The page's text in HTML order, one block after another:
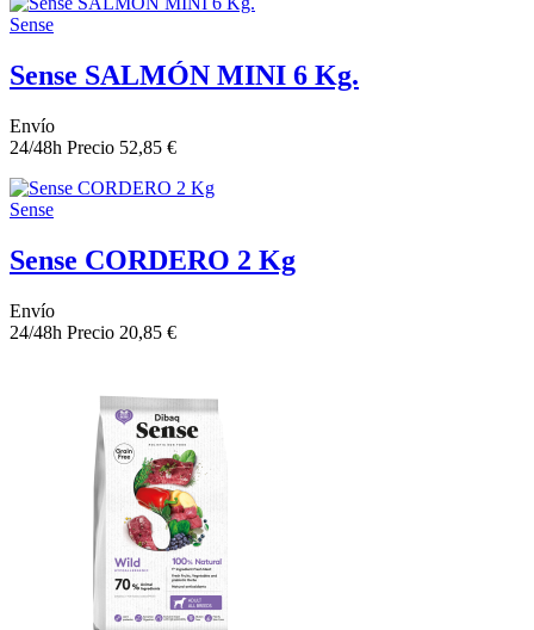
Sense
Sense SALMÓN MINI 6 Kg.
Envío
24/48h Precio 52,85 €
Sense
Sense CORDERO 2 Kg
Envío
24/48h Precio 20,85 €